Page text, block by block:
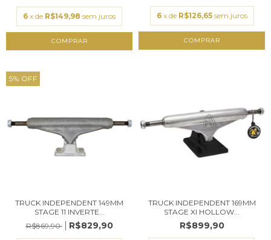
6 x de R$149,98 sem juros
COMPRAR
6 x de R$126,65 sem juros
COMPRAR
5% OFF
TRUCK INDEPENDENT 149MM
STAGE 11 INVERTE...
R$869,90
R$829,90
TRUCK INDEPENDENT 169MM
STAGE XI HOLLOW...
R$899,90